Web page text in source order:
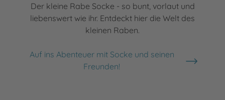
Der kleine Rabe Socke - so bunt, vorlaut und
liebenswert wie ihr. Entdeckt hier die Welt des
kleinen Raben.
Auf ins Abenteuer mit Socke und seinen
Freunden!